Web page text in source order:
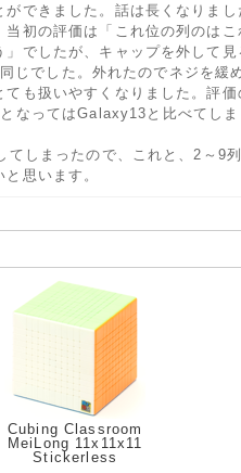
できました。話は長くなりまし
初の評価は「これ位の列のはこ
でしたが、キャップを外して見
じでした。外れたのでネジを緩
ても扱いやすくなりました。評価
なってはGalaxy13と比べてし
しまったので、これと、2～9
思います。
Cubing Classroom
MeiLong 11x11x11
Stickerless